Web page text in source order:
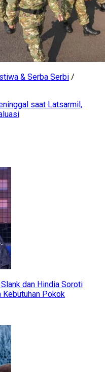
& Serba Serbi /
saat Latsarmil,
dan Hindia Soroti
Pokok